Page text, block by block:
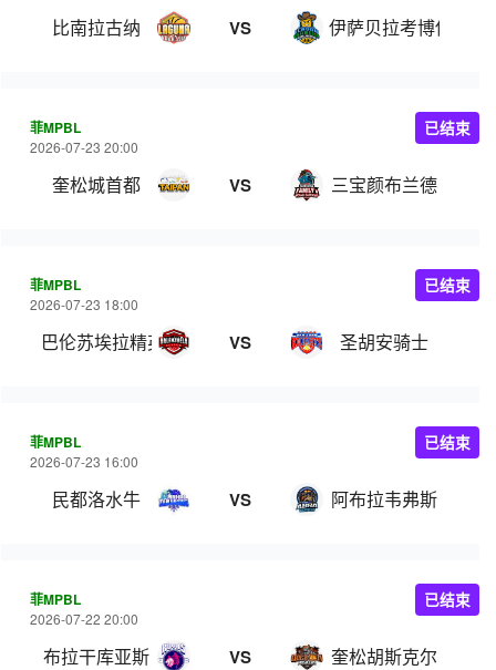
比南拉古纳 VS 伊萨贝拉考博伊斯
菲MPBL
2026-07-23 20:00
奎松城首都 VS 三宝颜布兰德
已结束
菲MPBL
2026-07-23 18:00
巴伦苏埃拉精英 VS 圣胡安骑士
已结束
菲MPBL
2026-07-23 16:00
民都洛水牛 VS 阿布拉韦弗斯
已结束
菲MPBL
2026-07-22 20:00
布拉干库亚斯 VS 奎松胡斯克尔
已结束